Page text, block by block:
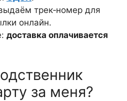
трек‑номер для
онлайн.
доставка оплачивается
за меня?